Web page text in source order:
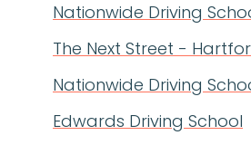
Nationwide Driving
The Next Street -
Nationwide Driving
Edwards Driving School